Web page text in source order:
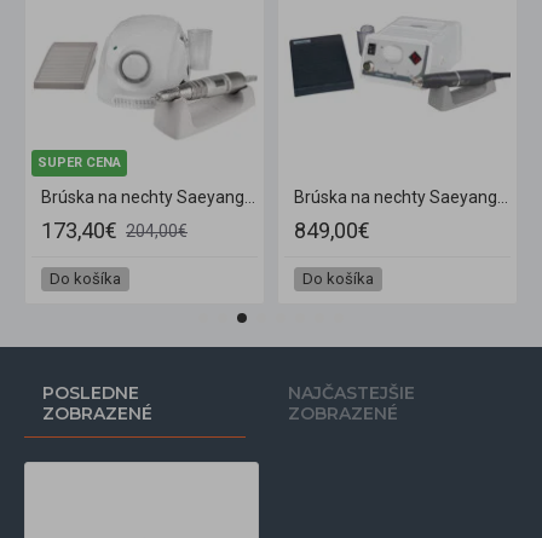
SUPER CENA
173,40€ 204,00€
Do košíka
849,00€
Do košíka
POSLEDNE
ZOBRAZENÉ
NAJČASTEJŠIE
ZOBRAZENÉ